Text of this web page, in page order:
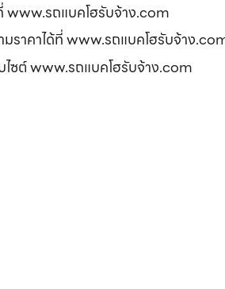
www.รถแบคโฮรับจ้าง.com
ราคาได้ที่ www.รถแบคโฮรับจ้าง
ไซต์ www.รถแบคโฮรับจ้าง.com